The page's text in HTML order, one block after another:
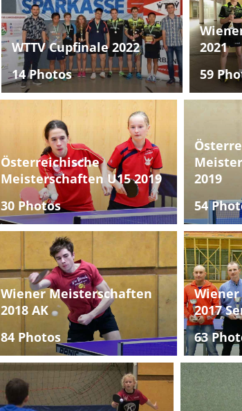
WTTV Cupfinale 2022
14 Photos
2021
59
Österreichische
Meisterschaften U15 2019
30 Photos
2019
54
Wiener Meisterschaften
2018 AK
84 Photos
2017
63